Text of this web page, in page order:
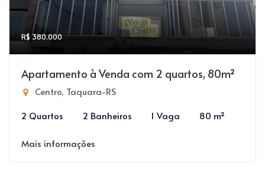
R$ 380.000
Apartamento à Venda com 2 quartos, 80m²
Centro, Taquara-RS
2 Quartos
2 Banheiros 1 Vaga 80 m²
Mais informações